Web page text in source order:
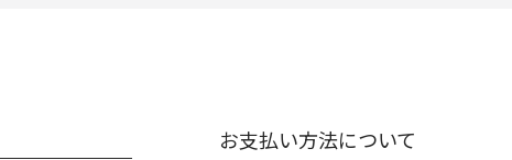
お支払い方法について